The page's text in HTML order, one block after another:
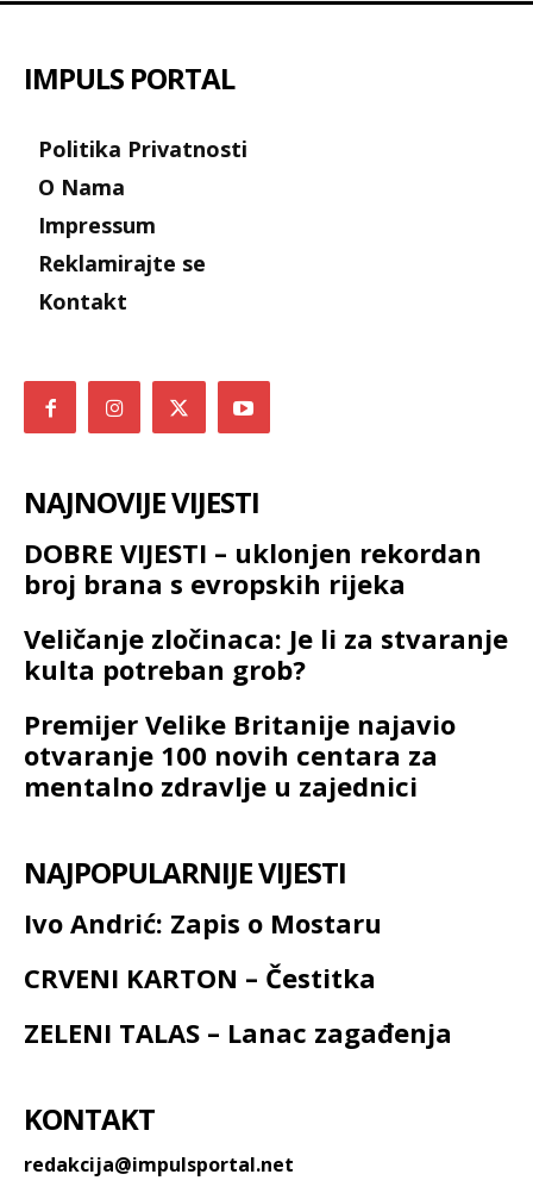
IMPULS PORTAL
Politika Privatnosti
O Nama
Impressum
Reklamirajte se
Kontakt
NAJNOVIJE VIJESTI
DOBRE VIJESTI – uklonjen rekordan
broj brana s evropskih rijeka
Veličanje zločinaca: Je li za stvaranje
kulta potreban grob?
Premijer Velike Britanije najavio
otvaranje 100 novih centara za
mentalno zdravlje u zajednici
NAJPOPULARNIJE VIJESTI
Ivo Andrić: Zapis o Mostaru
CRVENI KARTON – Čestitka
ZELENI TALAS – Lanac zagađenja
KONTAKT
redakcija@impulsportal.net